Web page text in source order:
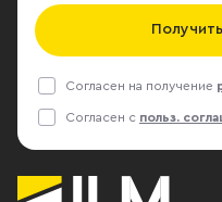
Согласен на получение
Согласен с польз.